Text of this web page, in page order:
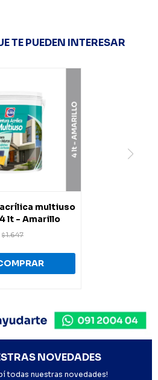
TE PUEDEN INTERESAR
multiuso
lt - Amarillo
$1.647
NOVEDADES
todas nuestras novedades!